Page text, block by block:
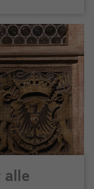
alle